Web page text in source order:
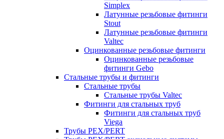
Simplex
Латунные резьбовые фитинги
Stout
Латунные резьбовые фитинги
Valtec
Оцинкованные резьбовые фитинги
Оцинкованные резьбовые
фитинги Gebo
Стальные трубы и фитинги
Стальные трубы
Стальные трубы Valtec
Фитинги для стальных труб
Фитинги для стальных труб
Viega
Трубы PEX/PERT